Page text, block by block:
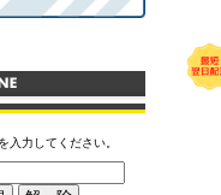
入力してください。